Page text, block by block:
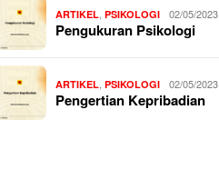
ARTIKEL ,PSIKOLOGI 02/05/2023
Pengukuran Psikologi
ARTIKEL ,PSIKOLOGI 02/05/2023
Pengertian Kepribadian